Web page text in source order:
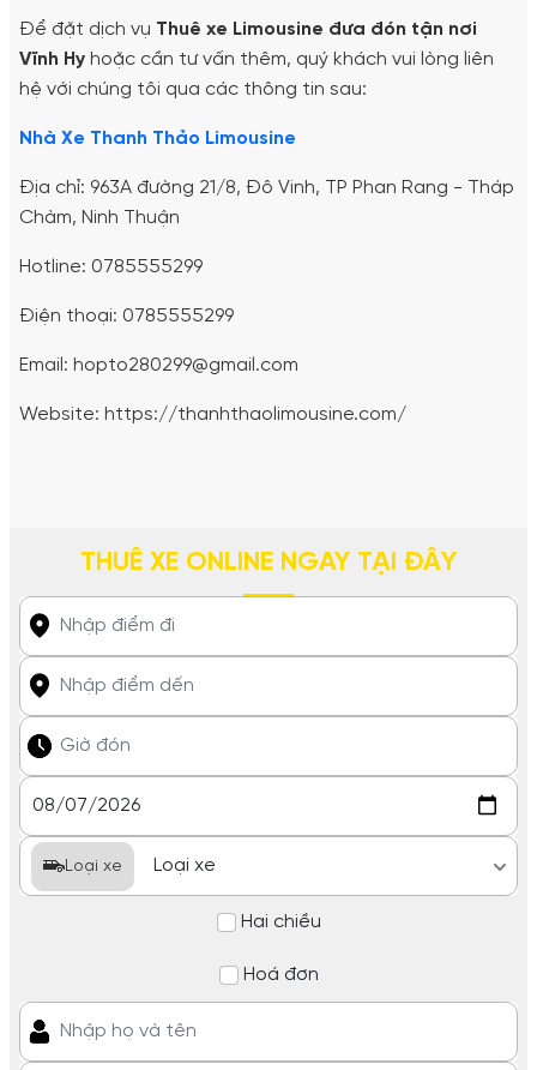
Để đặt dịch vụ Thuê xe Limousine đưa đón tận nơi
Vĩnh Hy hoặc cần tư vấn thêm, quý khách vui lòng liên
hệ với chúng tôi qua các thông tin sau:
Nhà Xe Thanh Thảo Limousine
Địa chỉ: 963A đường 21/8, Đô Vinh, TP Phan Rang - Tháp
Chàm, Ninh Thuận
Hotline: 0785555299
Điện thoại: 0785555299
Email: hopto280299@gmail.com
Website: https://thanhthaolimousine.com/
THUÊ XE ONLINE NGAY TẠI ĐÂY
Loại xe
Hai chiều
Hoá đơn